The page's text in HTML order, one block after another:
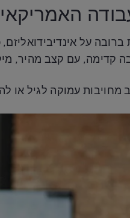
על
קדימה, עם קצב מהיר,
מחויבות עמוקה לגיל